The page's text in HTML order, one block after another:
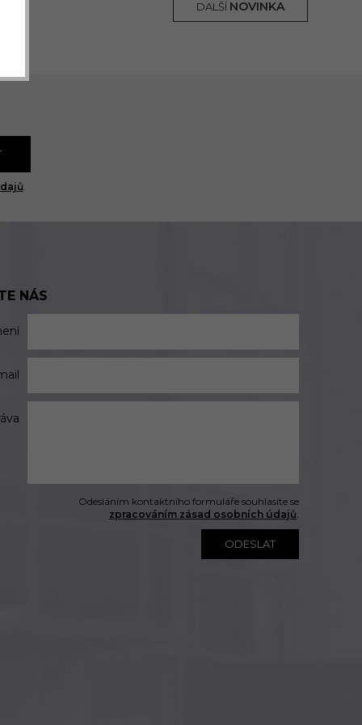
DALŠÍ NOVINKA
NÁS
Odesláním kontaktního formuláře souhlasíte se
zpracováním zásad osobních údajů
ODESLAT